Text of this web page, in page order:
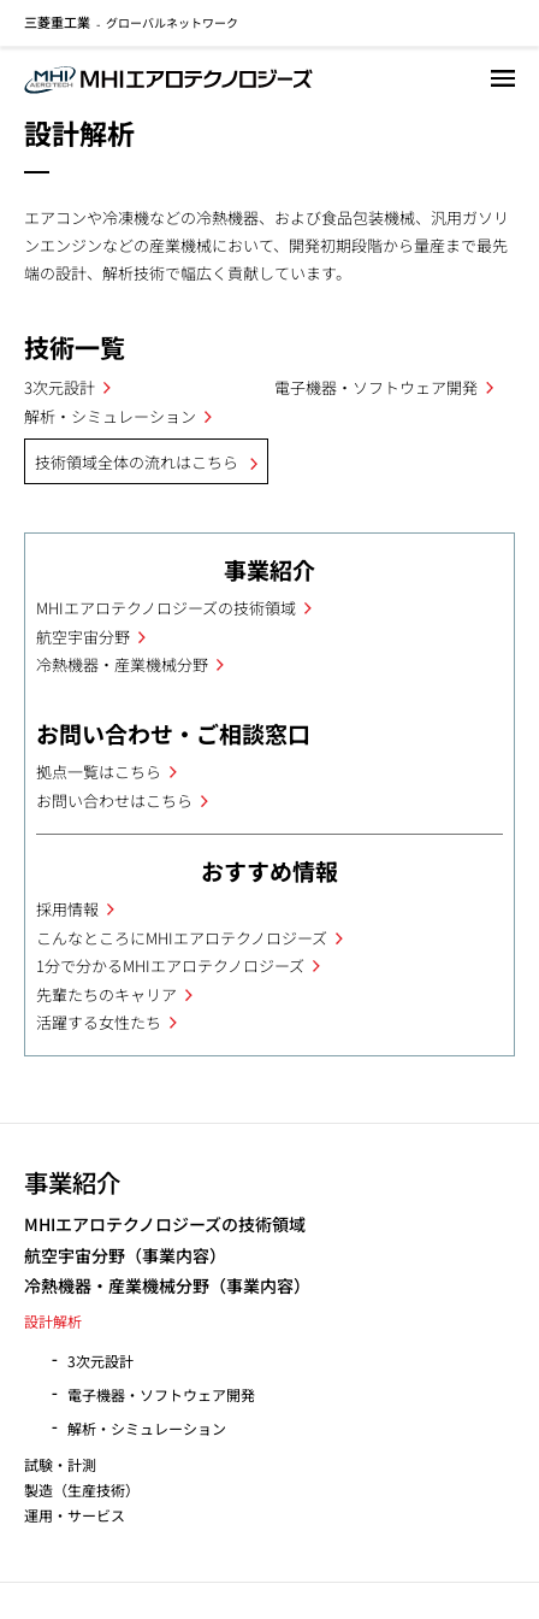
三菱重工業 - グローバルネットワーク
設計解析
エアコンや冷凍機などの冷熱機器、および食品包装機械、汎用ガソリ
ンエンジンなどの産業機械において、開発初期段階から量産まで最先
端の設計、解析技術で幅広く貢献しています。
技術一覧
3次元設計
電子機器・ソフトウェア開発
解析・シミュレーション
技術領域全体の流れはこちら
事業紹介
MHIエアロテクノロジーズの技術領域
航空宇宙分野
冷熱機器・産業機械分野
お問い合わせ・ご相談窓口
拠点一覧はこちら
お問い合わせはこちら
おすすめ情報
採用情報
こんなところにMHIエアロテクノロジーズ
1分で分かるMHIエアロテクノロジーズ
先輩たちのキャリア
活躍する女性たち
事業紹介
MHIエアロテクノロジーズの技術領域
航空宇宙分野（事業内容）
冷熱機器・産業機械分野（事業内容）
設計解析
3次元設計
電子機器・ソフトウェア開発
解析・シミュレーション
試験・計測
製造（生産技術）
運用・サービス